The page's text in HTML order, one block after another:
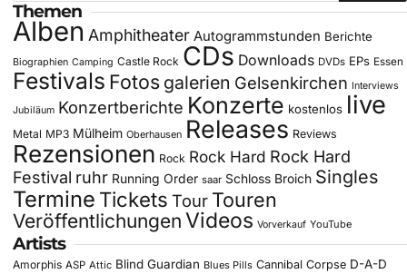
Themen
Alben Amphitheater Autogrammstunden Berichte
Biographien Camping Castle Rock CDs Downloads DVDs EPs Essen
Festivals Fotos galerien Gelsenkirchen Interviews
Jubiläum Konzertberichte Konzerte kostenlos live
Metal MP3 Mülheim Oberhausen Releases Reviews
Rezensionen Rock Rock Hard Rock Hard
Festival ruhr Running Order saar Schloss Broich Singles
Termine Tickets Tour Touren
Veröffentlichungen Videos Vorverkauf YouTube
Artists
Amorphis ASP Attic Blind Guardian Blues Pills Cannibal Corpse D-A-D